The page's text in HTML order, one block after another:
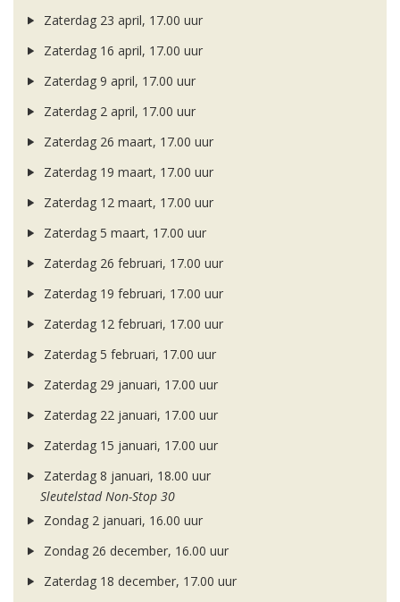
Zaterdag 23 april, 17.00 uur
Zaterdag 16 april, 17.00 uur
Zaterdag 9 april, 17.00 uur
Zaterdag 2 april, 17.00 uur
Zaterdag 26 maart, 17.00 uur
Zaterdag 19 maart, 17.00 uur
Zaterdag 12 maart, 17.00 uur
Zaterdag 5 maart, 17.00 uur
Zaterdag 26 februari, 17.00 uur
Zaterdag 19 februari, 17.00 uur
Zaterdag 12 februari, 17.00 uur
Zaterdag 5 februari, 17.00 uur
Zaterdag 29 januari, 17.00 uur
Zaterdag 22 januari, 17.00 uur
Zaterdag 15 januari, 17.00 uur
Zaterdag 8 januari, 18.00 uur
Sleutelstad Non-Stop 30
Zondag 2 januari, 16.00 uur
Zondag 26 december, 16.00 uur
Zaterdag 18 december, 17.00 uur